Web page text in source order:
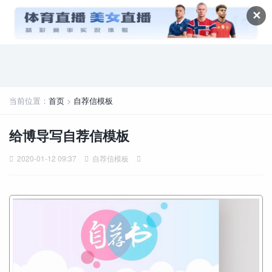
✕
当前位置： 首页 > 自荐信模板
给博导写自荐信模板
2020-01-12 09:37 自荐信模板